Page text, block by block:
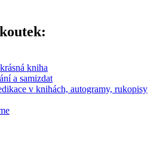
kniha
a samizdat
v knihách, autogramy, rukopisy